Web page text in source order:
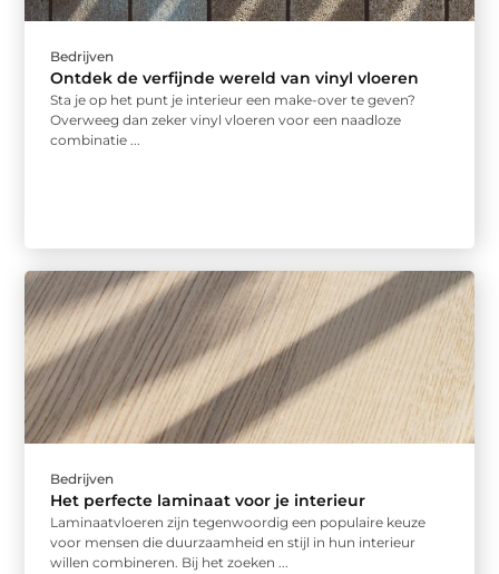
Bedrijven
Ontdek de verfijnde wereld van vinyl vloeren
Sta je op het punt je interieur een make-over te geven?
Overweeg dan zeker vinyl vloeren voor een naadloze
combinatie ...
Bedrijven
Het perfecte laminaat voor je interieur
Laminaatvloeren zijn tegenwoordig een populaire keuze
voor mensen die duurzaamheid en stijl in hun interieur
willen combineren. Bij het zoeken ...